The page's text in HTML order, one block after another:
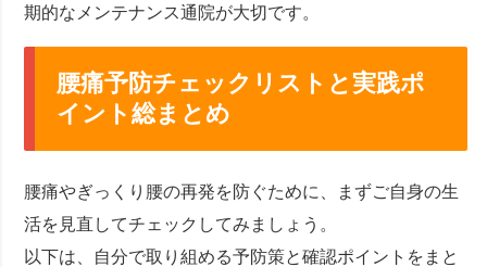
期的なメンテナンス通院が大切です。
腰痛予防チェックリストと実践ポ
イント総まとめ
腰痛やぎっくり腰の再発を防ぐために、まずご自身の生
活を見直してチェックしてみましょう。
以下は、自分で取り組める予防策と確認ポイントをまと